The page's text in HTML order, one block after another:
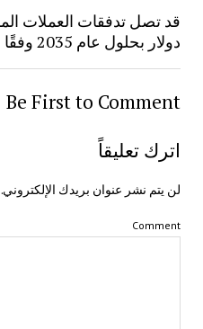
دولار بحلول عام 2035 وفقًا لشركة Chainalysis
Be First to Comment
اترك تعليقاً
لن يتم نشر عنوان بريدك الإلكتروني.
Comment